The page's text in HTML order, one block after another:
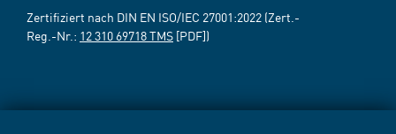
Zertifiziert nach DIN EN ISO/IEC 27001:2022 (Zert.-
Reg.-Nr.: 12 310 69718 TMS [PDF])